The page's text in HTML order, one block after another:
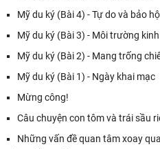
Mỹ du ký (Bài 4) - Tự do và bảo hộ
Mỹ du ký (Bài 3) - Môi trường
Mỹ du ký (Bài 2) - Mang trống
Mỹ du ký (Bài 1) - Ngày khai mạc
Mừng công!
Câu chuyện con tôm và trái sầu
Những vấn đề quan tâm xoay